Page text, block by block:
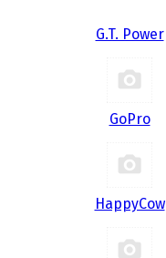
G.T. Power
GoPro
HappyCow